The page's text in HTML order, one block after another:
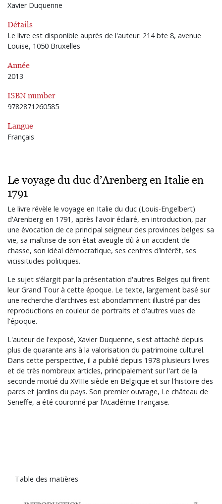
Xavier Duquenne
Détails
Le livre est disponible auprès de l'auteur: 214 bte 8, avenue
Louise, 1050 Bruxelles
Année
2013
ISBN number
9782871260585
Langue
Français
Le voyage du duc d’Arenberg en Italie en
1791
Le livre révèle le voyage en Italie du duc (Louis-Engelbert)
d'Arenberg en 1791, après l'avoir éclairé, en introduction, par
une évocation de ce principal seigneur des provinces belges: sa
vie, sa maîtrise de son état aveugle dû à un accident de
chasse, son idéal démocratique, ses centres d’intérêt, ses
vicissitudes politiques.
Le sujet s’élargit par la présentation d'autres Belges qui firent
leur Grand Tour à cette époque. Le texte, largement basé sur
une recherche d'archives est abondamment illustré par des
reproductions en couleur de portraits et d'autres vues de
l'époque.
L'auteur de l'exposé, Xavier Duquenne, s'est attaché depuis
plus de quarante ans à la valorisation du patrimoine culturel.
Dans cette perspective, il a publié depuis 1978 plusieurs livres
et de très nombreux articles, principalement sur l'art de la
seconde moitié du XVIIIe siècle en Belgique et sur l'histoire des
parcs et jardins du pays. Son premier ouvrage, Le château de
Seneffe, a été couronné par l’Académie Française.
Table des matières